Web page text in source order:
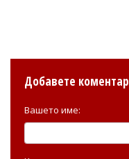
Добавете коментар
Вашето име: